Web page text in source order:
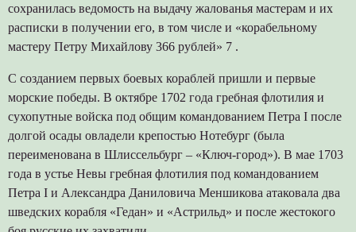
сохранилась ведомость на выдачу жалованья мастерам и их
расписки в получении его, в том числе и «корабельному
мастеру Петру Михайлову 366 рублей» 7 .
С созданием первых боевых кораблей пришли и первые
морские победы. В октябре 1702 года гребная флотилия и
сухопутные войска под общим командованием Петра I после
долгой осады овладели крепостью Нотебург (была
переименована в Шлиссельбург – «Ключ-город»). В мае 1703
года в устье Невы гребная флотилия под командованием
Петра I и Александра Даниловича Меншикова атаковала два
шведских корабля «Гедан» и «Астрильд» и после жестокого